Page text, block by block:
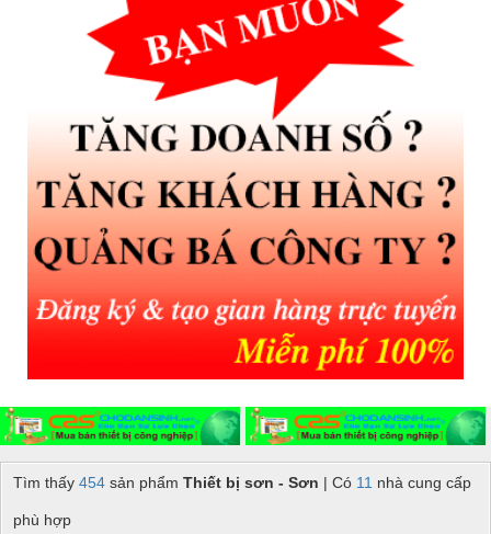
Tìm thấy 454 sản phẩm Thiết bị sơn - Sơn | Có 11 nhà cung cấp
phù hợp